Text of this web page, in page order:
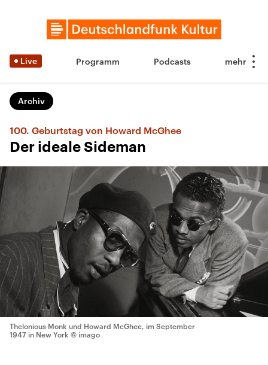
Live Programm Podcasts
Archiv
100. Geburtstag von Howard McGhee
Der ideale Sideman
Thelonious Monk und Howard McGhee, im September
1947 in New York © imago